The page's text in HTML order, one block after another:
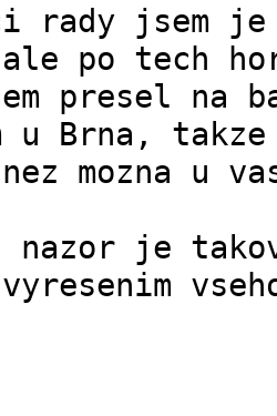
rady jsem je
po tech
presel na
u Brna, takze
mozna u
nazor je